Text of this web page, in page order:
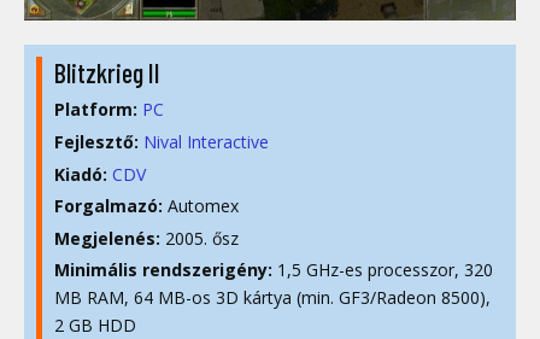
Blitzkrieg II
Platform: PC
Fejlesztő: Nival Interactive
Kiadó: CDV
Forgalmazó: Automex
Megjelenés: 2005. ősz
Minimális rendszerigény: 1,5 GHz-es processzor, 320
MB RAM, 64 MB-os 3D kártya (min. GF3/Radeon 8500),
2 GB HDD